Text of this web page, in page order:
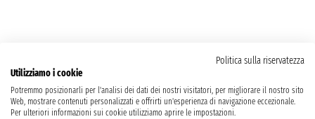
Politica sulla riservatezza
Utilizziamo i cookie
Potremmo posizionarli per l'analisi dei dati dei nostri visitatori, per migliorare il nostro sito
Web, mostrare contenuti personalizzati e offrirti un'esperienza di navigazione eccezionale.
Per ulteriori informazioni sui cookie utilizziamo aprire le impostazioni.